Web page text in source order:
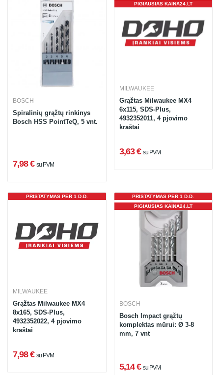
BOSCH
Spiralinių grąžtų rinkinys
Bosch HSS PointTeQ, 5 vnt.
7,98 € su PVM
PIGIAUSIAS KAINA24.LT
MILWAUKEE
Grąžtas Milwaukee MX4
6x115, SDS-Plus,
4932352011, 4 pjovimo
kraštai
3,63 € su PVM
PRISTATYMAS PER 1 D.D.
MILWAUKEE
Grąžtas Milwaukee MX4
8x165, SDS-Plus,
4932352022, 4 pjovimo
kraštai
7,98 € su PVM
PIGIAUSIAS KAINA24.LT
PRISTATYMAS PER 1 D.D.
BOSCH
Bosch Impact grąžtų
komplektas mūrui: Ø 3-8
mm, 7 vnt
5,14 € su PVM